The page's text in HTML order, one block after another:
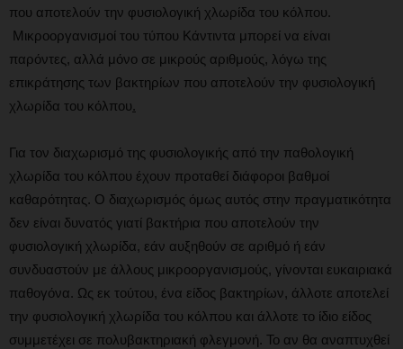
που αποτελούν την φυσιολογική χλωρίδα του κόλπου.
Μικροοργανισμοί του τύπου Κάντιντα μπορεί να είναι
παρόντες, αλλά μόνο σε μικρούς αριθμούς, λόγω της
επικράτησης των βακτηρίων που αποτελούν την φυσιολογική
χλωρίδα του κόλπου.
Για τον διαχωρισμό της φυσιολογικής από την παθολογική
χλωρίδα του κόλπου έχουν προταθεί διάφοροι βαθμοί
καθαρότητας. Ο διαχωρισμός όμως αυτός στην πραγματικότητα
δεν είναι δυνατός γιατί βακτήρια που αποτελούν την
φυσιολογική χλωρίδα, εάν αυξηθούν σε αριθμό ή εάν
συνδυαστούν με άλλους μικροοργανισμούς, γίνονται ευκαιριακά
παθογόνα. Ως εκ τούτου, ένα είδος βακτηρίων, άλλοτε αποτελεί
την φυσιολογική χλωρίδα του κόλπου και άλλοτε το ίδιο είδος
συμμετέχει σε πολυβακτηριακή φλεγμονή. Το αν θα αναπτυχθεί